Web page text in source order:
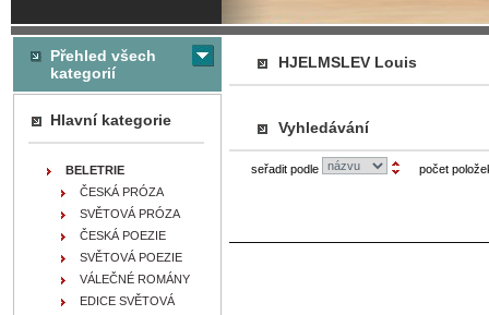
HJELMSLEV Louis
Vyhledávání
seřadit podle počet
Přehled všech
kategorií
Hlavní kategorie
BELETRIE
ČESKÁ PRÓZA
SVĚTOVÁ PRÓZA
ČESKÁ POEZIE
SVĚTOVÁ POEZIE
VÁLEČNÉ ROMÁNY
EDICE SVĚTOVÁ